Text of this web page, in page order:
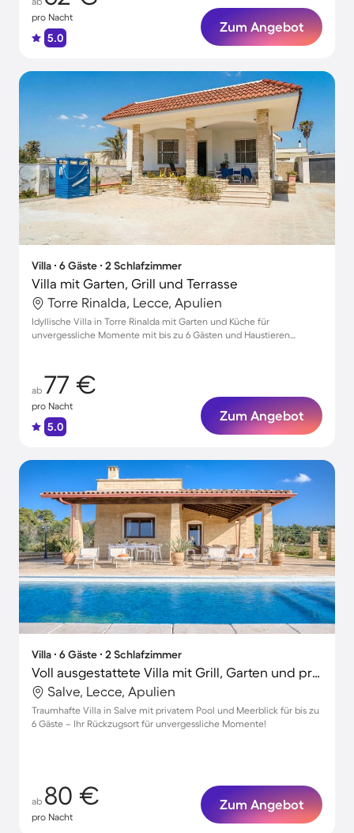
pro Nacht
5.0
Zum Angebot
Villa ∙ 6 Gäste ∙ 2 Schlafzimmer
Villa mit Garten, Grill und Terrasse
Torre Rinalda, Lecce, Apulien
Idyllische Villa in Torre Rinalda mit Garten und Küche für
unvergessliche Momente mit bis zu 6 Gästen und Haustieren
ab 77 €
pro Nacht
5.0
Zum Angebot
Villa ∙ 6 Gäste ∙ 2 Schlafzimmer
Voll ausgestattete Villa mit Grill, Garten und privatem Pool | Wasserblick | Ideal für Homeoffice | Haustiere sind willkommen
Salve, Lecce, Apulien
Traumhafte Villa in Salve mit privatem Pool und Meerblick für bis zu
6 Gäste – Ihr Rückzugsort für unvergessliche Momente!
ab 80 €
pro Nacht
Zum Angebot